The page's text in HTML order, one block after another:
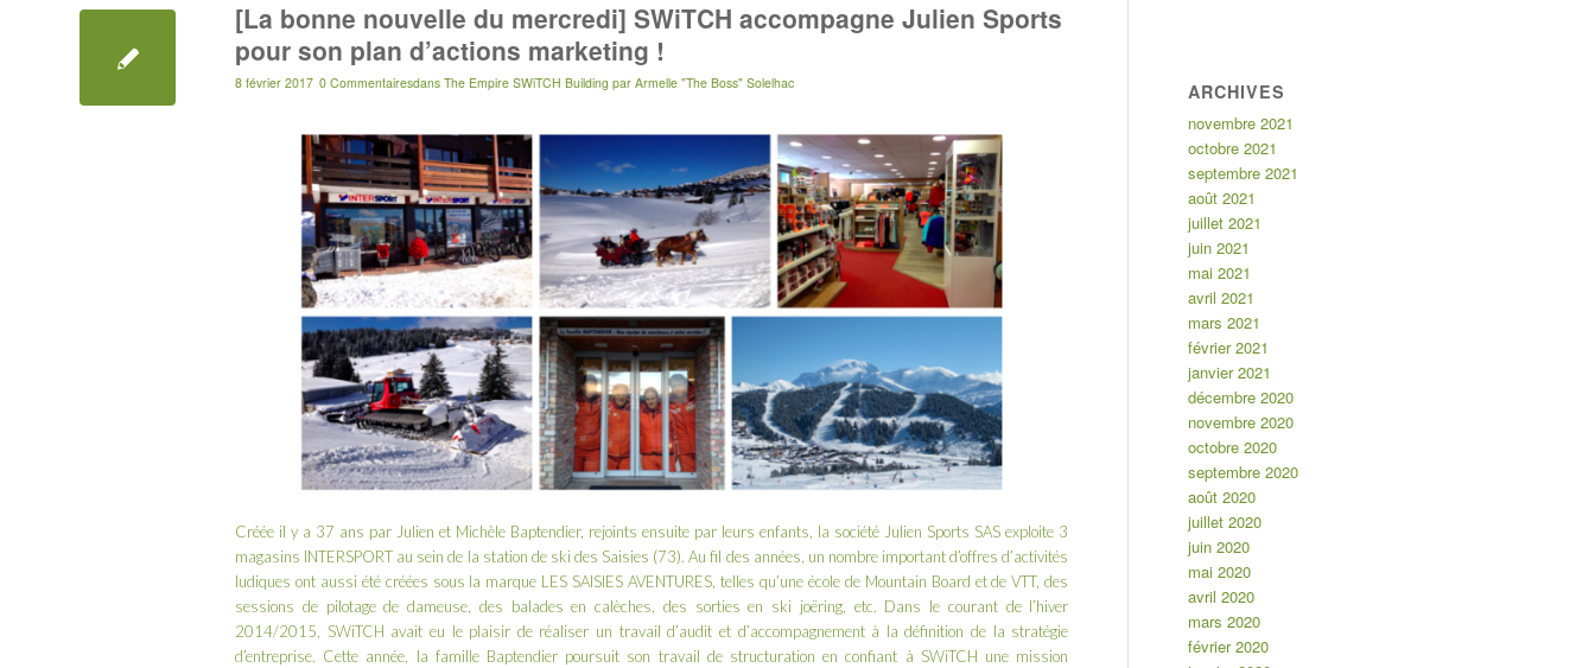
[La bonne nouvelle du mercredi] SWiTCH accompagne Julien Sports
pour son plan d’actions marketing !
8 février 2017 0 Commentairesdans The Empire SWiTCH Building par Armelle "The Boss" Solelhac
Créée il y a 37 ans par Julien et Michèle Baptendier, rejoints ensuite par leurs enfants, la société Julien Sports SAS exploite 3
magasins INTERSPORT au sein de la station de ski des Saisies (73). Au fil des années, un nombre important d’offres d’activités
ludiques ont aussi été créées sous la marque LES SAISIES AVENTURES, telles qu’une école de Mountain Board et de VTT, des
sessions de pilotage de dameuse, des balades en calèches, des sorties en ski joëring, etc. Dans le courant de l’hiver
2014/2015, SWiTCH avait eu le plaisir de réaliser un travail d’audit et d’accompagnement à la définition de la stratégie
d’entreprise. Cette année, la famille Baptendier poursuit son travail de structuration en confiant à SWiTCH une mission
ARCHIVES
novembre 2021
octobre 2021
septembre 2021
août 2021
juillet 2021
juin 2021
mai 2021
avril 2021
mars 2021
février 2021
janvier 2021
décembre 2020
novembre 2020
octobre 2020
septembre 2020
août 2020
juillet 2020
juin 2020
mai 2020
avril 2020
mars 2020
février 2020